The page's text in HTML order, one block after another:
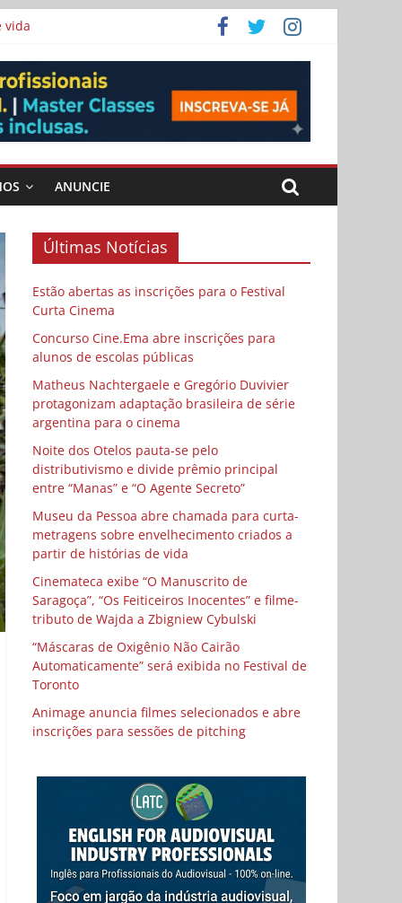
ANUNCIE
Últimas Notícias
Estão abertas as inscrições para o Festival
Curta Cinema
Concurso Cine.Ema abre inscrições para
alunos de escolas públicas
Matheus Nachtergaele e Gregório Duvivier
protagonizam adaptação brasileira de série
argentina para o cinema
Noite dos Otelos pauta-se pelo
distributivismo e divide prêmio principal
entre “Manas” e “O Agente Secreto”
Museu da Pessoa abre chamada para curta-
metragens sobre envelhecimento criados a
partir de histórias de vida
Cinemateca exibe “O Manuscrito de
Saragoça”, “Os Feiticeiros Inocentes” e filme-
tributo de Wajda a Zbigniew Cybulski
“Máscaras de Oxigênio Não Cairão
Automaticamente” será exibida no Festival de
Toronto
Animage anuncia filmes selecionados e abre
inscrições para sessões de pitching